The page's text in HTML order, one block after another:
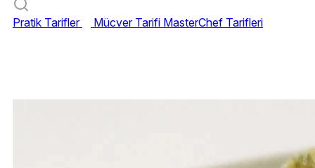
Pratik Tarifler Mücver Tarifi MasterChef Tarifleri